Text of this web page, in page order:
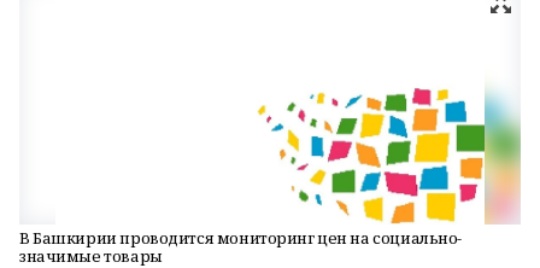
В Башкирии проводится мониторинг цен на социально-
значимые товары